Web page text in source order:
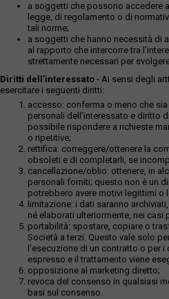
a soggetti che possono accedere
legge, di regolamento o di
tali norme;
a soggetti che hanno necessità di
al rapporto che intercorre tra
strettamente necessari per
Diritti dell’interessato - Ai sensi degli
esercitare i seguenti diritti:
accesso: conferma o meno che
personali dell’interessato e diritto
possibile rispondere a richieste
o ripetitive;
rettifica: correggere/ottenere la
obsoleti e di completarli, se
cancellazione/oblio: ottenere, in
personali forniti; questo non è un
potrebbero avere motivi legittimi o
limitazione: i dati saranno
né elaborati ulteriormente, nei casi
portabilità: spostare, copiare o
Società a terzi. Questo vale solo
l’esecuzione di un contratto o per
espresso e il trattamento viene
opposizione al marketing diretto;
revoca del consenso in qualsiasi
basi sul consenso.